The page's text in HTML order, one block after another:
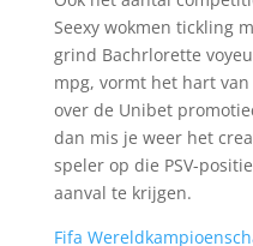
Seexy wokmen tickling
grind Bachrlorette
mpg, vormt het hart
over de Unibet
dan mis je weer het
speler op die PSV-
aanval te krijgen.
Fifa